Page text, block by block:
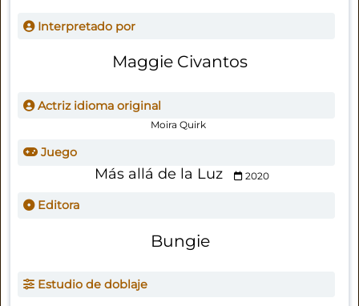
Interpretado por
Maggie Civantos
Actriz idioma original
Moira Quirk
Juego
Más allá de la Luz 2020
Editora
Bungie
Estudio de doblaje